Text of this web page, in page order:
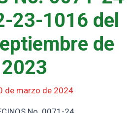
23-1016 del
de
2023
de marzo de 2024